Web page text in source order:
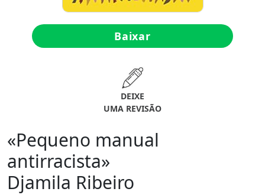
Baixar
DEIXE
UMA REVISÃO
«Pequeno manual
antirracista»
Djamila Ribeiro